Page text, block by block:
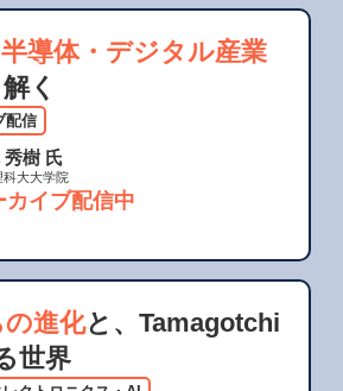
半導体・デジタル産業
く
配信
秀樹 氏
科大大学院
カイブ配信中
進化と、Tamagotchi
世界